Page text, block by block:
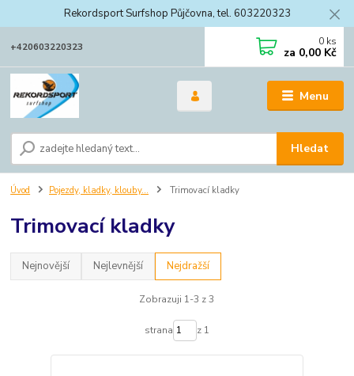
Rekordsport Surfshop Půjčovna, tel. 603220323
Menu
Hledat
+420603220323 0 ks
za 0,00 Kč
Úvod Pojezdy, kladky, klouby... Trimovací kladky
Trimovací kladky
Nejnovější Nejlevnější Nejdražší
Zobrazuji 1-3 z 3
strana z 1